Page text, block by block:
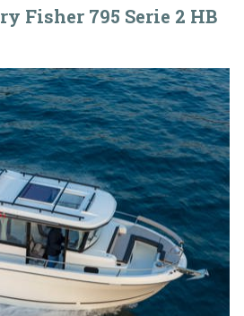
Fisher 795 Serie 2 HB